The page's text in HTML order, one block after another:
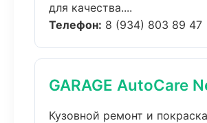
для качества....
Телефон: 8 (934) 803 89 47
GARAGE AutoCare
Кузовной ремонт и